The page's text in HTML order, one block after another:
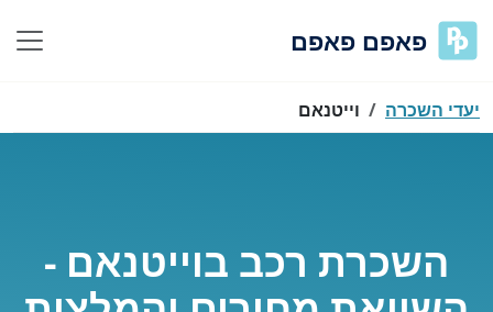
פאפם פאפם
יעדי השכרה וייטנאם
השכרת רכב בוייטנאם -